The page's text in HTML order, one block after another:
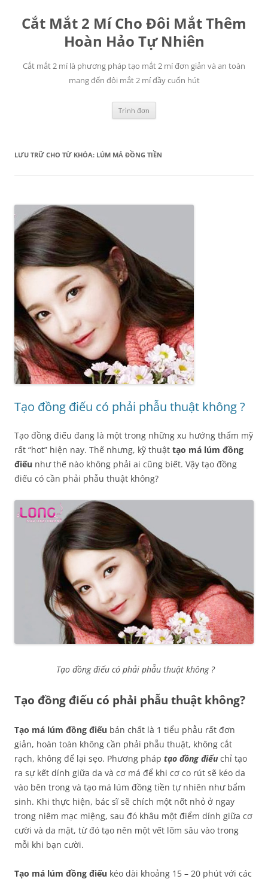
nội
dung
Cắt Mắt 2 Mí Cho Đôi Mắt Thêm
Hoàn Hảo Tự Nhiên
Cắt mắt 2 mí là phương pháp tạo mắt 2 mí đơn giản và an toàn
mang đến đôi mắt 2 mí đầy cuốn hút
Trình đơn
LƯU TRỮ CHO TỪ KHÓA: LÚM MÁ ĐỒNG TIỀN
Tạo đồng điếu có phải phẫu thuật không ?
Tạo đồng điếu đang là một trong những xu hướng thẩm mỹ
rất “hot” hiện nay. Thế nhưng, kỹ thuật tạo má lúm đồng
điếu như thế nào không phải ai cũng biết. Vậy tạo đồng
điếu có cần phải phẫu thuật không?
Tạo đồng điếu có phải phẫu thuật không ?
Tạo đồng điếu có phải phẫu thuật không?
Tạo má lúm đồng điếu bản chất là 1 tiểu phẫu rất đơn
giản, hoàn toàn không cần phải phẫu thuật, không cắt
rạch, không để lại sẹo. Phương pháp tạo đồng điếu chỉ tạo
ra sự kết dính giữa da và cơ má để khi cơ co rút sẽ kéo da
vào bên trong và tạo má lúm đồng tiền tự nhiên như bẩm
sinh. Khi thực hiện, bác sĩ sẽ chích một nốt nhỏ ở ngay
trong niêm mạc miệng, sau đó khâu một điểm dính giữa cơ
cười và da mặt, từ đó tạo nên một vết lõm sâu vào trong
mỗi khi bạn cười.
Tạo má lúm đồng điếu kéo dài khoảng 15 – 20 phút với các